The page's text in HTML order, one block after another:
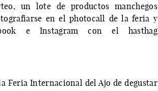
un lote de productos manchegos
en el photocall de la feria y
e Instagram con el hasthag
Feria Internacional del Ajo de degustar